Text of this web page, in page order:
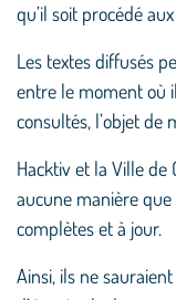
qu’il soit procédé
Les textes diffusés
entre le moment où
consultés, l’objet de
Hacktiv et la Ville de
aucune manière
complètes et à jour.
Ainsi, ils ne